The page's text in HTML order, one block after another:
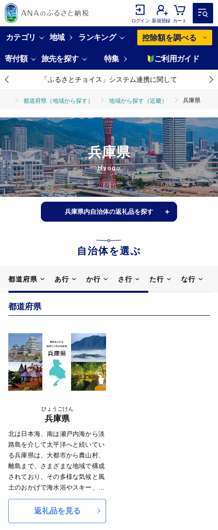
ログイン 新規登録 カート
カテゴリ 地域 ランキング 控除額を調べる
寄付額 旅先を探す 特集 ご利用ガイド
「ふるさとチョイス」システム連携に関して
都道府県（地域から探す） 地域から探す（近畿） 兵庫県
兵庫県
Hyogo
兵庫県内自治体の返礼品を探す
自治体を選ぶ
都道府県 あ行 か行 さ行 た行 な行
都道府県
ひょうごけん
兵庫県
北は日本海、南は瀬戸内海から淡
路島を介して太平洋へと続いてい
る兵庫県は、大都市から農山村、
離島まで、さまざまな地域で構成
されており、その多様な気候と風
土のおかげで海水浴やスキー、温
泉などの多彩なレジャーが楽しめ
ることから「日本の縮図」といわ
返礼品を見る